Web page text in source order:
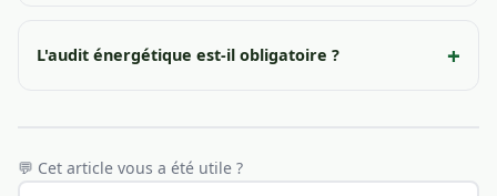
L'audit énergétique est-il obligatoire ?
💬 Cet article vous a été utile ?